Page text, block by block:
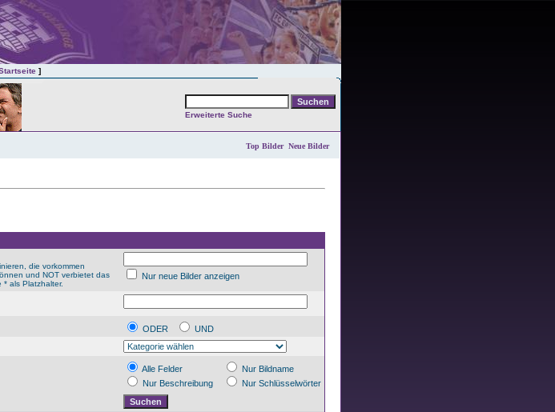
]
Erweiterte Suche
Top Bilder Neue Bilder
die vorkommen
und NOT verbietet das
* als Platzhalter.
Nur neue Bilder anzeigen
ODER
UND
Alle Felder
Nur Bildname
Nur Beschreibung
Nur Schlüsselwörter